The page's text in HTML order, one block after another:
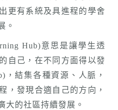
更有系統及具進程的學舍
。
Hub)意思是讓學生透
自己，在不同方面得以發
，結集各種資源、人脈，
，發現合適自己的方向，
大的社區持續發展。